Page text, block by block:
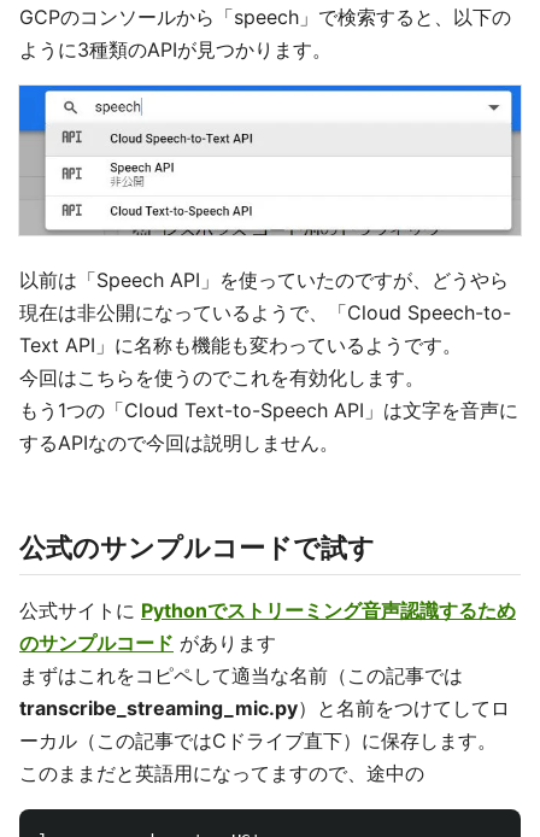
GCPのコンソールから「speech」で検索すると、以下の
ように3種類のAPIが見つかります。
以前は「Speech API」を使っていたのですが、どうやら
現在は非公開になっているようで、「Cloud Speech-to-
Text API」に名称も機能も変わっているようです。
今回はこちらを使うのでこれを有効化します。
もう1つの「Cloud Text-to-Speech API」は文字を音声に
するAPIなので今回は説明しません。
公式のサンプルコードで試す
公式サイトに Pythonでストリーミング音声認識するため
のサンプルコード があります
まずはこれをコピペして適当な名前（この記事では
transcribe_streaming_mic.py）と名前をつけてしてロ
ーカル（この記事ではCドライブ直下）に保存します。
このままだと英語用になってますので、途中の